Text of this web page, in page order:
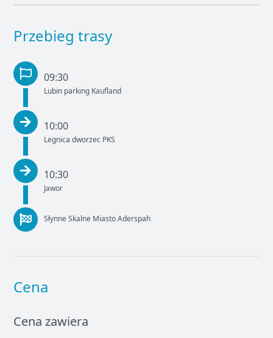
Przebieg trasy
09:30
Lubin parking Kaufland
10:00
Legnica dworzec PKS
10:30
Jawor
Słynne Skalne Miasto Aderspah
Cena
Cena zawiera